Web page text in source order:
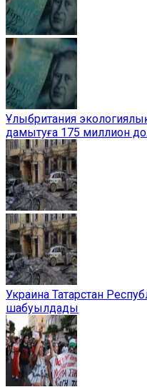
Ұлыбритания
дамытуға 175 миллион
Украина Татарстан
шабуылдады